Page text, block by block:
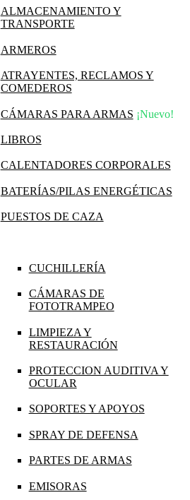
ALMACENAMIENTO Y
TRANSPORTE
ARMEROS
ATRAYENTES, RECLAMOS Y
COMEDEROS
CÁMARAS PARA ARMAS ¡Nuevo!
LIBROS
CALENTADORES CORPORALES
BATERÍAS/PILAS ENERGÉTICAS
PUESTOS DE CAZA
CUCHILLERÍA
CÁMARAS DE
FOTOTRAMPEO
LIMPIEZA Y
RESTAURACIÓN
PROTECCION AUDITIVA Y
OCULAR
SOPORTES Y APOYOS
SPRAY DE DEFENSA
PARTES DE ARMAS
EMISORAS